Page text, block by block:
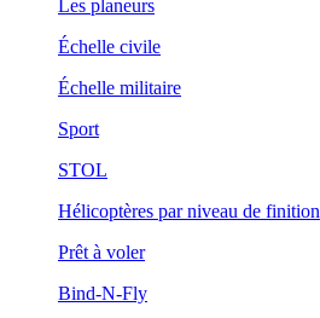
Les planeurs
Échelle civile
Échelle militaire
Sport
STOL
Hélicoptères par niveau de finition
Prêt à voler
Bind-N-Fly